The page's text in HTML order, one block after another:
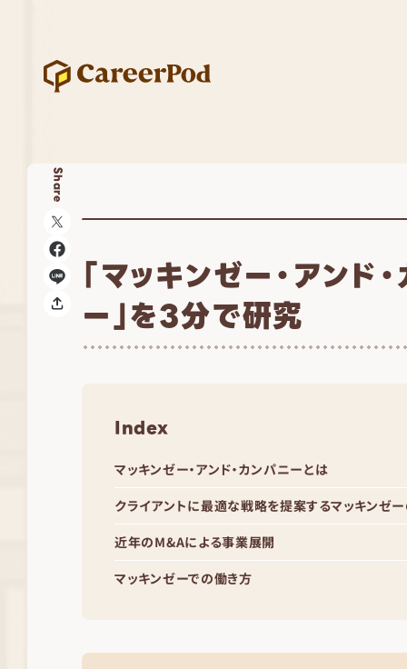
Share
「マッキンゼー・アンド
ー」を3分で研究
Index
マッキンゼー・アンド・カンパニーとは
クライアントに最適な戦略を提案するマッキンゼ
近年のM&Aによる事業展開
マッキンゼーでの働き方